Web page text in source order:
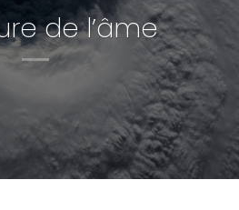
de l’âme